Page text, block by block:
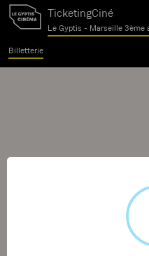
TicketingCiné
Le Gyptis - Marseille 3ème
Billetterie